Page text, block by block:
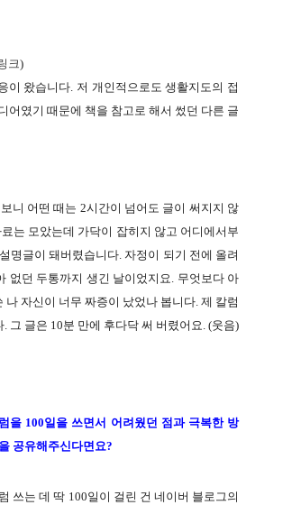
크)
이 왔습니다. 저 개인적으로도 생활지도의 접
어였기 때문에 책을 참고로 해서 썼던 다른 글
니 어떤 때는 2시간이 넘어도 글이 써지지 않
는 모았는데 가닥이 잡히지 않고 어디에서부
명글이 돼버렸습니다. 자정이 되기 전에 올려
없던 두통까지 생긴 날이었지요. 무엇보다 아
자신이 너무 짜증이 났었나 봅니다. 제 칼럼
그 글은 10분 만에 후다닥 써 버렸어요. (웃음)
을 100일을 쓰면서 어려웠던 점과 극복한 방
공유해주신다면요?
쓰는 데 딱 100일이 걸린 건 네이버 블로그의